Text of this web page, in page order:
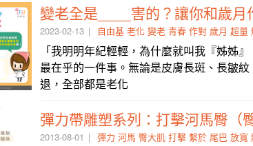
變老全是____害的？讓你和歲月
2023-02-13 自由基 老化 變老 青春 作對 歲月 超量
「我明明年紀輕輕，為什麼就叫我『姊姊
最在乎的一件事。無論是皮膚長斑、長皺
退，全部都是老化
彈力帶雕塑系列：打擊河馬臀（
2013-08-01 彈力 河馬 臀大肌 打擊 繫於 尾巴 放寬